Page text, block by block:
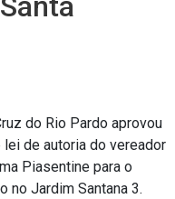
do Rio Pardo aprovou
de autoria do vereador
Piasentine para o
no Jardim Santana 3.